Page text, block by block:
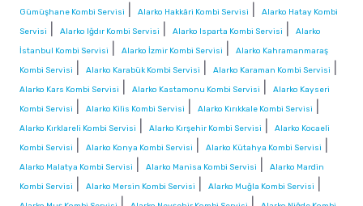
Gümüşhane Kombi Servisi
Alarko Hakkâri Kombi Servisi
Alarko Hatay Kombi
Servisi
Alarko Iğdır Kombi Servisi Alarko Isparta Kombi Servisi
Alarko
İstanbul Kombi Servisi
Alarko İzmir Kombi Servisi
Alarko Kahramanmaraş
Kombi Servisi
Alarko Karabük Kombi Servisi Alarko Karaman Kombi Servisi
Alarko Kars Kombi Servisi Alarko Kastamonu Kombi Servisi
Alarko Kayseri
Kombi Servisi
Alarko Kilis Kombi Servisi Alarko Kırıkkale Kombi Servisi
Alarko Kırklareli Kombi Servisi Alarko Kırşehir Kombi Servisi
Alarko Kocaeli
Kombi Servisi
Alarko Konya Kombi Servisi Alarko Kütahya Kombi Servisi
Alarko Malatya Kombi Servisi Alarko Manisa Kombi Servisi
Alarko Mardin
Kombi Servisi
Alarko Mersin Kombi Servisi Alarko Muğla Kombi Servisi